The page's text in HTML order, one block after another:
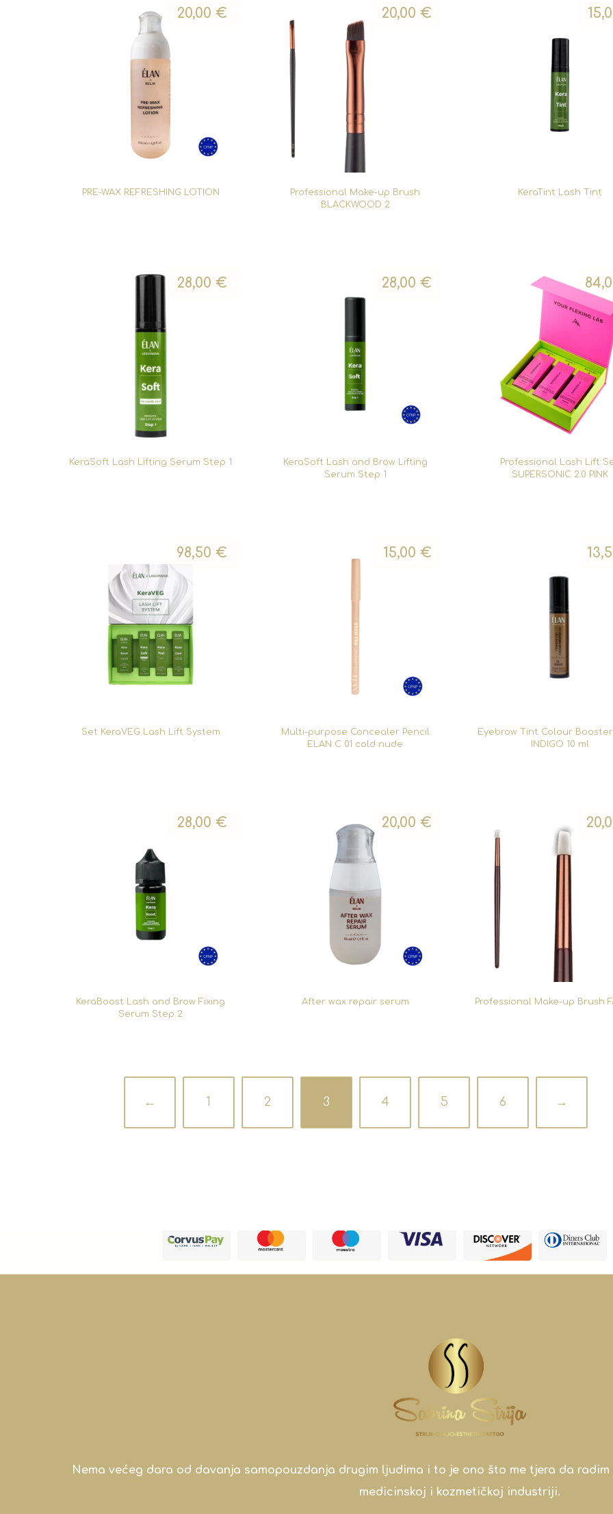
PRE-WAX REFRESHING LOTION
20,00€
Professional Make-up Brush
BLACKWOOD 2
20,00€
KeraTint Lash Tint
KeraSoft Lash Lifting Serum Step 1
28,00€
KeraSoft Lash and Brow Lifting
Serum Step 1
28,00€
Professional Lash Lift
SUPERSONIC 2.0 PINK
Set KeraVEG Lash Lift System
98,50€
Multi-purpose Concealer Pencil
ELAN C 01 cold nude
15,00€
Eyebrow Tint Colour Booster
INDIGO 10 ml
KeraBoost Lash and Brow Fixing
Serum Step 2
28,00€
After wax repair serum
20,00€
Professional Make-up Brush
← 1 2 3 4 5 6 →
Nema većeg dara od davanja samopouzdanja drugim ljudima i to je ono što me tjera da
medicinskoj i kozmetičkoj industriji.